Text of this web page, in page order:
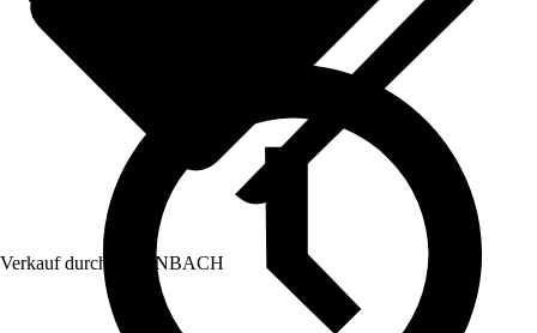
Verkauf durch: HORNBACH